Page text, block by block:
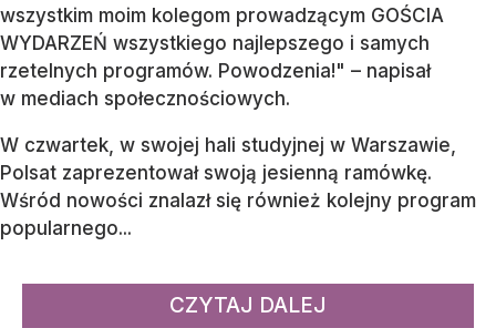
wszystkim moim kolegom prowadzącym GOŚCIA
WYDARZEŃ wszystkiego najlepszego i samych
rzetelnych programów. Powodzenia!" – napisał
w mediach społecznościowych.
W czwartek, w swojej hali studyjnej w Warszawie,
Polsat zaprezentował swoją jesienną ramówkę.
Wśród nowości znalazł się również kolejny program
popularnego...
CZYTAJ DALEJ